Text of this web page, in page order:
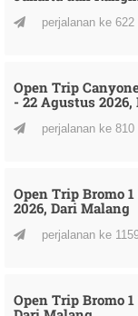
perjalanan ke 622
Open Trip
- 22 Agustus
perjalanan ke 810
Open Trip Bromo
2026, Dari Malang
perjalanan ke
Open Trip Bromo